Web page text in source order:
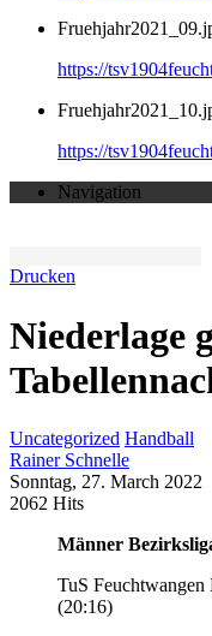
https://
https://
Navigation
Drucken
Niederlage
Uncategorized Handball
Rainer Schnelle
Sonntag, 27. March 2022
2062 Hits
Männer
TuS
(20:16)